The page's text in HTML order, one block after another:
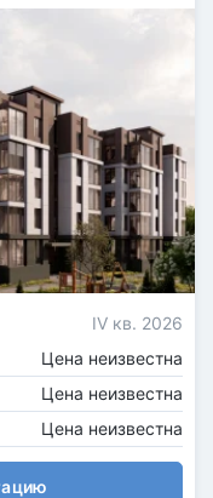
IV кв. 2026
Цена неизвестна
Цена неизвестна
Цена неизвестна